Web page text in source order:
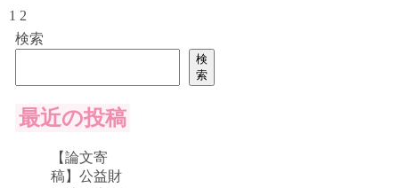
1 2
検索
検
索
最近の投稿
【論文寄
稿】公益財